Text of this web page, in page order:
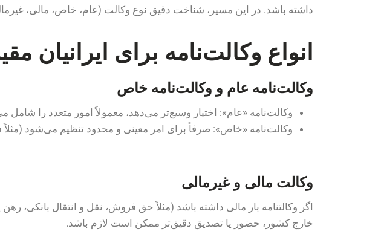
داشته باشد. در این مسیر، شناخت دقیق نوع وکالت (عام، خاص، مالی،
انواع وکالت‌نامه برای ایرانیان
وکالت‌نامه عام و وکالت‌نامه خاص
وکالت‌نامه «عام»: اختیار وسیع‌تر می‌دهد، معمولاً امور متعدد را شامل
وکالت‌نامه «خاص»: صرفاً برای امر معینی و محدود تنظیم می‌شود
وکالت مالی و غیر‌مالی
اگر وکالتنامه بار مالی داشته باشد (مثلاً حق فروش، نقل و انتقال بانکی،
خارج کشور، حضور یا تصدیق دقیق‌تر ممکن است لازم باشد.